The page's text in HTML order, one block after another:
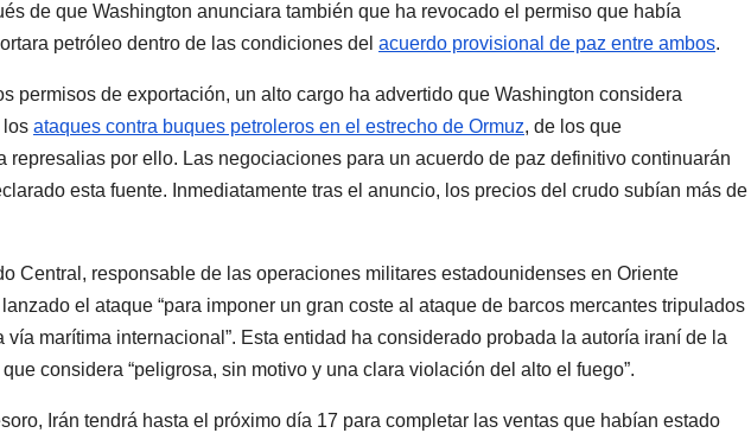
de que Washington anunciara también que ha revocado el permiso que había
petróleo dentro de las condiciones del acuerdo provisional de paz entre ambos.
permisos de exportación, un alto cargo ha advertido que Washington considera
los ataques contra buques petroleros en el estrecho de Ormuz, de los que
represalias por ello. Las negociaciones para un acuerdo de paz definitivo continuarán
esta fuente. Inmediatamente tras el anuncio, los precios del crudo subían más de
Central, responsable de las operaciones militares estadounidenses en Oriente
el ataque “para imponer un gran coste al ataque de barcos mercantes tripulados
vía marítima internacional”. Esta entidad ha considerado probada la autoría iraní de la
considera “peligrosa, sin motivo y una clara violación del alto el fuego”.
Irán tendrá hasta el próximo día 17 para completar las ventas que habían estado